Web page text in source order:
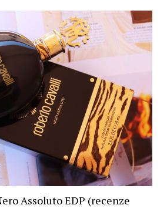
Assoluto EDP (recenze